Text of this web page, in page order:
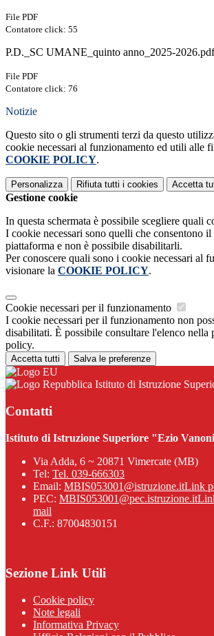
File PDF
Contatore click: 55
P.D._SC UMANE_quinto anno_2025-2026.pdf
File PDF
Contatore click: 76
Notizie
Questo sito o gli strumenti terzi da questo
cookie necessari al funzionamento ed utili alle
COOKIE POLICY.
Personalizza Rifiuta tutti i cookies Accetta
Gestione cookie
In questa schermata è possibile scegliere quali
I cookie necessari sono quelli che consentono
piattaforma e non è possibile disabilitarli.
Per conoscere quali sono i cookie necessari al
visionare la COOKIE POLICY.
Cookie necessari per il funzionamento
I cookie necessari per il funzionamento non
disabilitati. È possibile consultare l'elenco nella
policy.
Accetta tutti Salva le preferenze
Istituto di Istruzione
Contatti
Istituto di Istruzione Superiore "Ezio
Via Adda, 6 ~ 20871 Vimercate (MB)
Tel: Tel. 039-666303
Email: MBIS053001@istruzione.itLink
PEC: MBIS053001@pec.istruzione.it
mail
C.F.: 87004830151
Sezione Link Utili
Cookie policy
Note legali
Informativa Privacy